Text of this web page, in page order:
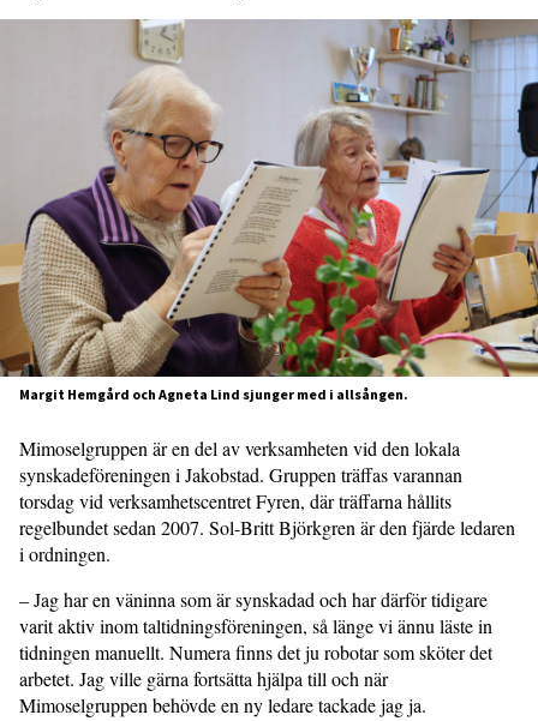
Margit Hemgård och Agneta Lind sjunger med i allsången.
Mimoselgruppen är en del av verksamheten vid den lokala
synskadeföreningen i Jakobstad. Gruppen träffas varannan
torsdag vid verksamhetscentret Fyren, där träffarna hållits
regelbundet sedan 2007. Sol-Britt Björkgren är den fjärde ledaren
i ordningen.
– Jag har en väninna som är synskadad och har därför tidigare
varit aktiv inom taltidningsföreningen, så länge vi ännu läste in
tidningen manuellt. Numera finns det ju robotar som sköter det
arbetet. Jag ville gärna fortsätta hjälpa till och när
Mimoselgruppen behövde en ny ledare tackade jag ja.